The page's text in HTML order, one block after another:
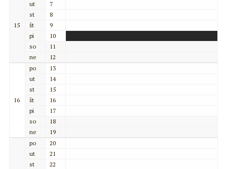
15
ut
7
st
8
št
9
pi
10
so
11
ne
12
16
po
13
ut
14
st
15
št
16
pi
17
so
18
ne
19
po
20
ut
21
st
22